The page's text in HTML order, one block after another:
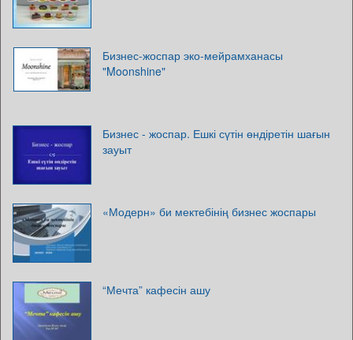
Бизнес-жоспар эко-мейрамханасы
"Moonshine"
Бизнес - жоспар. Ешкі сүтін өндіретін шағын
зауыт
«Модерн» би мектебінің бизнес жоспары
“Мечта” кафесін ашу